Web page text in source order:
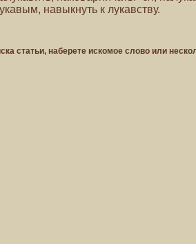
навыкнуть к лукавству.
статьи, наберете искомое слово или